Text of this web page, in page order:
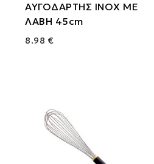
ΑΥΓΟΔΑΡΤΗΣ ΙΝΟΧ ΜΕ
ΛΑΒΗ 45cm
8.98 €